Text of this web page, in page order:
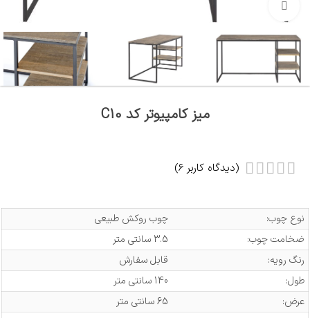
میز کامپیوتر کد C10
(دیدگاه کاربر 6
)
نوع چوب:
چوب روکش طبیعی
ضخامت چوب:
3.5 سانتی متر
رنگ رویه:
قابل سفارش
طول:
140 سانتی متر
عرض:
65 سانتی متر